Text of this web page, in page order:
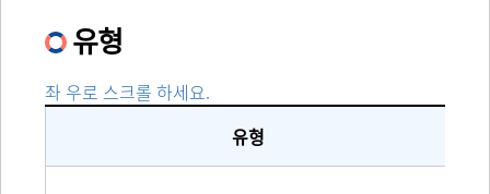
유형
좌 우로 스크롤 하세요.
유형